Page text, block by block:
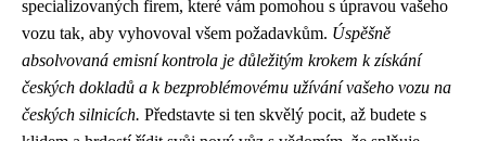
specializovaných firem, které vám pomohou s úpravou vašeho
vozu tak, aby vyhovoval všem požadavkům. Úspěšně
absolvovaná emisní kontrola je důležitým krokem k získání
českých dokladů a k bezproblémovému užívání vašeho vozu na
českých silnicích. Představte si ten skvělý pocit, až budete s